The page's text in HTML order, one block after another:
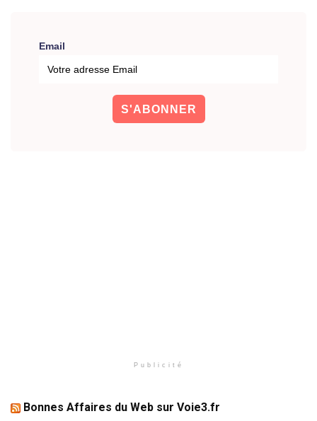
Email
Publicité
Bonnes Affaires du Web sur Voie3.fr